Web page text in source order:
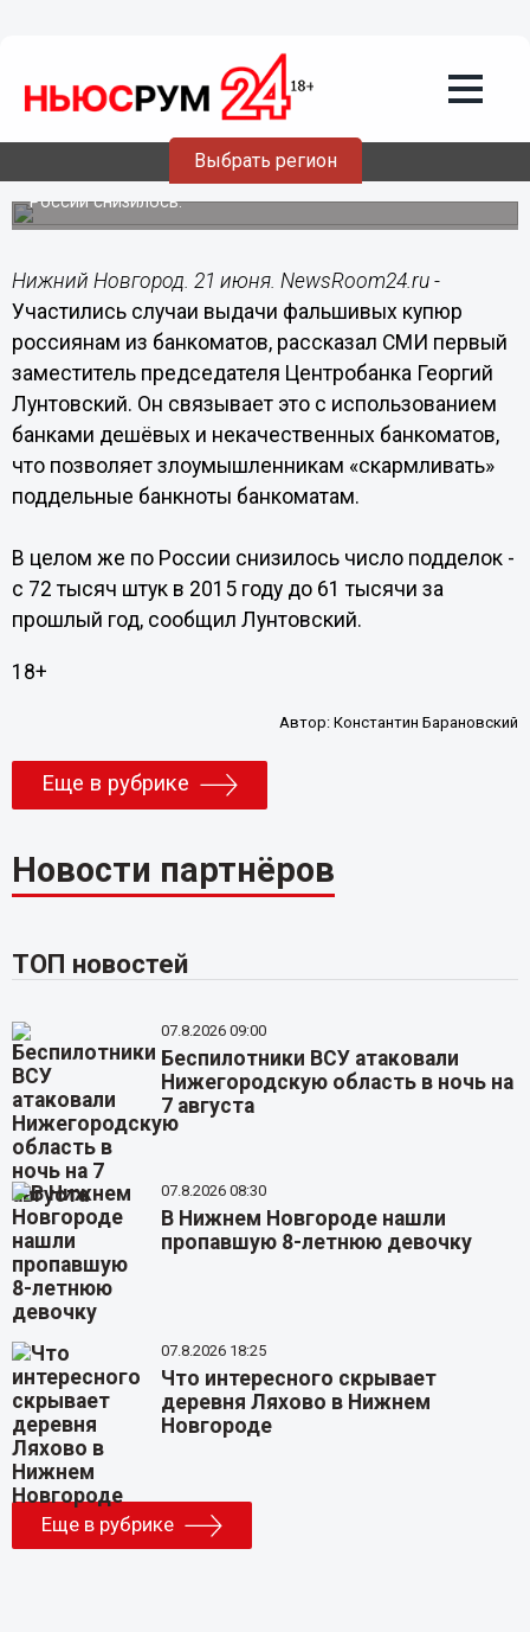
Выбрать регион
21.06.201708:40
В банкоматах стали чаще попадаться
поддельные купюры
При этом общее количество поддельных банкнот в
России снизилось.
Нижний Новгород. 21 июня. NewsRoom24.ru -
Участились случаи выдачи фальшивых купюр
россиянам из банкоматов, рассказал СМИ первый
заместитель председателя Центробанка Георгий
Лунтовский. Он связывает это с использованием
банками дешёвых и некачественных банкоматов,
что позволяет злоумышленникам «скармливать»
поддельные банкноты банкоматам.
В целом же по России снизилось число подделок -
с 72 тысяч штук в 2015 году до 61 тысячи за
прошлый год, сообщил Лунтовский.
18+
Автор:Константин Барановский
Еще в рубрике
Новости партнёров
ТОП новостей
07.8.2026 09:00
Беспилотники ВСУ атаковали
Нижегородскую область в ночь на
7 августа
07.8.2026 08:30
В Нижнем Новгороде нашли
пропавшую 8-летнюю девочку
07.8.2026 18:25
Что интересного скрывает
деревня Ляхово в Нижнем
Новгороде
Еще в рубрике